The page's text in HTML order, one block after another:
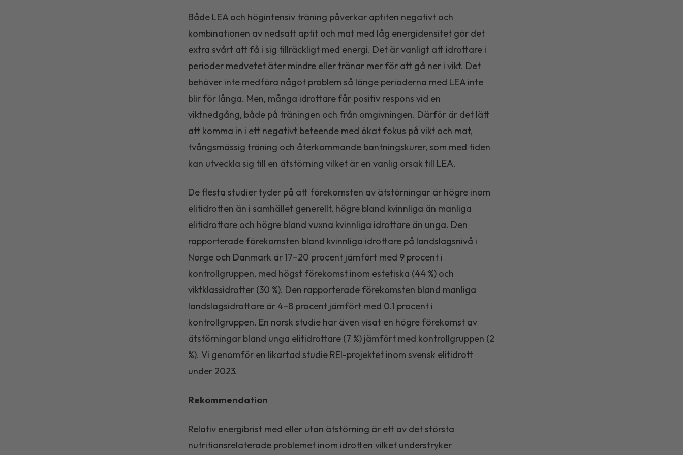
Både LEA och högintensiv träning påverkar aptiten negativt och
kombinationen av nedsatt aptit och mat med låg energidensitet gör det
extra svårt att få i sig tillräckligt med energi. Det är vanligt att idrottare i
perioder medvet­et äter mindre eller tränar mer för att gå ner i vikt. Det
behöver inte medföra något problem så länge perioderna med LEA inte
blir för långa. Men, många idrottare får positiv respons vid en
viktnedgång, både på träningen och från omgivningen. Därför är det lätt
att komma in i ett negativt beteende med ökat fokus på vikt och mat,
tvångsmässig träning och återkommande bantningskurer, som med tiden
kan utveckla sig till en ätstörning vilket är en vanlig orsak till LEA.
De flesta studier tyder på att förekomsten av ätstörningar är högre inom
elitidrotten än i samhället generellt, högre bland kvinnliga än manliga
elitidrottare och högre bland vuxna kvinnliga idrottare än unga. Den
rapporterade förekomsten bland kvinnliga idrottare på landslagsnivå i
Norge och Danmark är 17–20 procent jämfört med 9 procent i
kontrollgruppen, med högst förekomst inom estetiska (44 %) och
viktklassidrotter (30 %). Den rapporterade förekomsten bland manliga
landslagsidrottare är 4–8 procent jämfört med 0.1 procent i
kontrollgruppen. En norsk studie har även visat en högre förekomst av
ätstörningar bland unga elitidrottare (7 %) jämfört med kontrollgruppen (2
%). Vi genomför en likartad studie REI-projektet inom svensk elitidrott
under 2023.
Rekommendation
Relativ energibrist med eller utan ätstörning är ett av det största
nutritionsrelaterade problemet inom idrotten vilket understryker